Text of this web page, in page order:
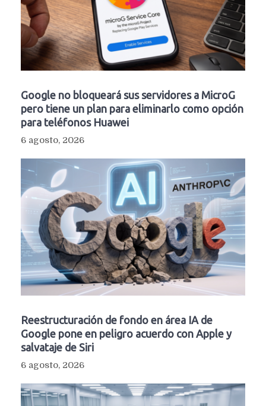
Google no bloqueará sus servidores a MicroG
pero tiene un plan para eliminarlo como opción
para teléfonos Huawei
6 agosto, 2026
Reestructuración de fondo en área IA de
Google pone en peligro acuerdo con Apple y
salvataje de Siri
6 agosto, 2026